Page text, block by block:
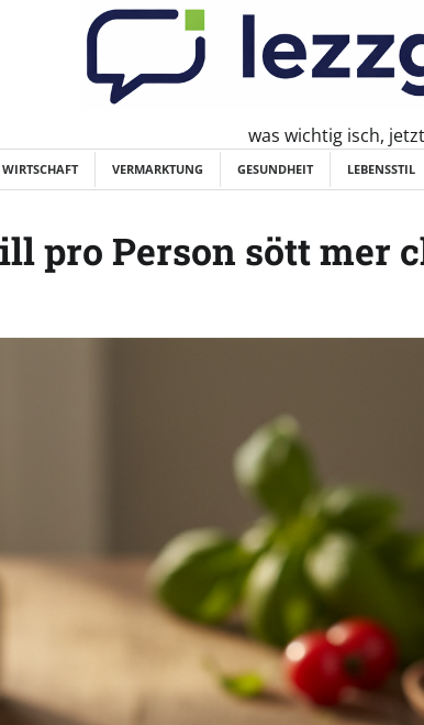
was wichtig isch, jetzt
WIRTSCHAFT VERMARKTUNG GESUNDHEIT LEBENSSTIL
pro Person sött mer